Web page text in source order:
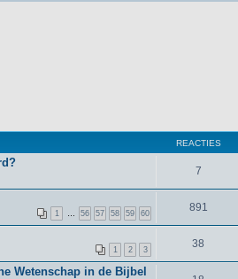
REACTIES
7
1 … 56 57 58 59 60 891
1 2 3 38
Wetenschap in de Bijbel